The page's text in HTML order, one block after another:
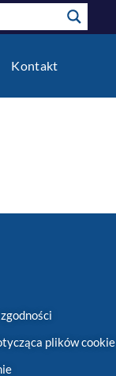
Kontakt
plików cookie